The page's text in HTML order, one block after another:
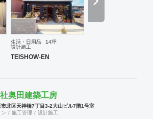
生活・日用品
14坪
設計施工
TEISHOW-EN
奥田建築工房
北区天神橋7丁目3-2大山ビル7階1号室
施工管理
設計施工